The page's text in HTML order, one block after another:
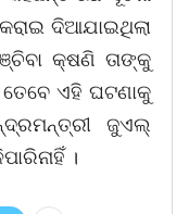
ଦିଆଯାଇଥିଲା
କ୍ଷଣି ତାଙ୍କୁ
ଏହି ଘଟଣାକୁ
ଜୁଏଲ୍
।